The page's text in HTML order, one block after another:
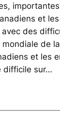
et
des
de la
et les
difficile sur…